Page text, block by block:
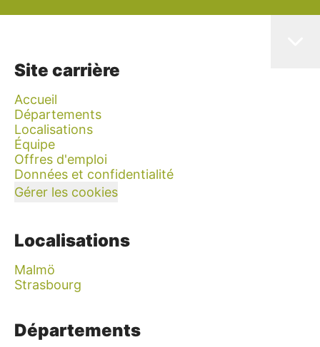
Site carrière
Accueil
Départements
Localisations
Équipe
Offres d'emploi
Données et confidentialité
Gérer les cookies
Localisations
Malmö
Strasbourg
Départements